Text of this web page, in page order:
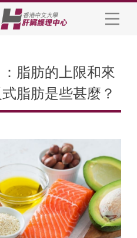
脂肪的上限和來
脂肪是些甚麼？